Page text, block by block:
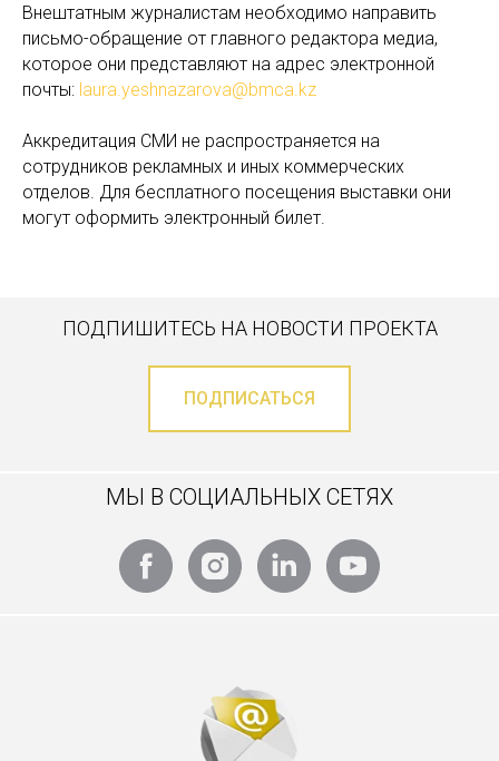
Внештатным журналистам необходимо направить
письмо-обращение от главного редактора медиа,
которое они представляют на адрес электронной
почты: laura.yeshnazarova@bmca.kz
Аккредитация СМИ не распространяется на
сотрудников рекламных и иных коммерческих
отделов. Для бесплатного посещения выставки они
могут оформить электронный билет.
ПОДПИШИТЕСЬ НА НОВОСТИ ПРОЕКТА
ПОДПИСАТЬСЯ
МЫ В СОЦИАЛЬНЫХ СЕТЯХ